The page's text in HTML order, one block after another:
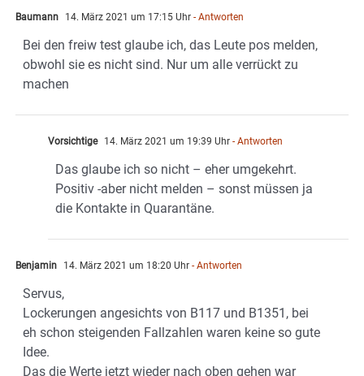
Baumann 14. März 2021 um 17:15 Uhr - Antworten
Bei den freiw test glaube ich, das Leute pos melden,
obwohl sie es nicht sind. Nur um alle verrückt zu
machen
Vorsichtige 14. März 2021 um 19:39 Uhr - Antworten
Das glaube ich so nicht – eher umgekehrt.
Positiv -aber nicht melden – sonst müssen ja
die Kontakte in Quarantäne.
Benjamin 14. März 2021 um 18:20 Uhr - Antworten
Servus,
Lockerungen angesichts von B117 und B1351, bei
eh schon steigenden Fallzahlen waren keine so gute
Idee.
Das die Werte jetzt wieder nach oben gehen war